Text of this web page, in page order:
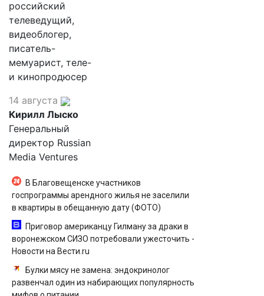
российский
телеведущий,
видеоблогер,
писатель-
мемуарист, теле-
и кинопродюсер
14 августа
Кирилл Лыско
Генеральный
директор Russian
Media Ventures
В Благовещенске участников
госпрограммы арендного жилья не заселили
в квартиры в обещанную дату (ФОТО)
Приговор американцу Гилману за драки в
воронежском СИЗО потребовали ужесточить -
Новости на Вести.ru
Булки мясу не замена: эндокринолог
развенчал один из набирающих популярность